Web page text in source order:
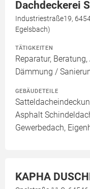
Dachdeckerei
Industriestraße19,
Egelsbach)
TÄTIGKEITEN
Reparatur,
Dämmung /
GEBÄUDETEILE
Asphalt
Gewerbedach,
KAPHA